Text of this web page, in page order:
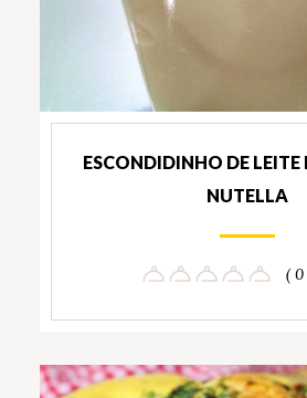
ESCONDIDINHO DE
NUTELLA
( 0